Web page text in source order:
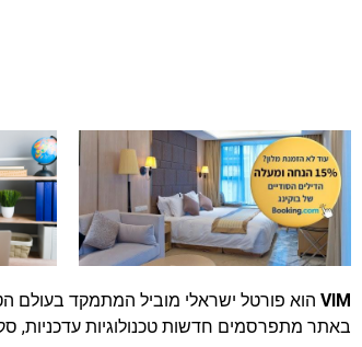
VIM הוא פורטל ישראלי מוביל המתמקד בעולם
באתר מתפרסמים חדשות טכנולוגיות עדכניות,